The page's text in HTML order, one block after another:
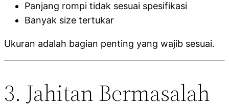
Panjang rompi tidak sesuai spesifikasi
Banyak size tertukar
Ukuran adalah bagian penting yang wajib sesuai.
3. Jahitan Bermasalah